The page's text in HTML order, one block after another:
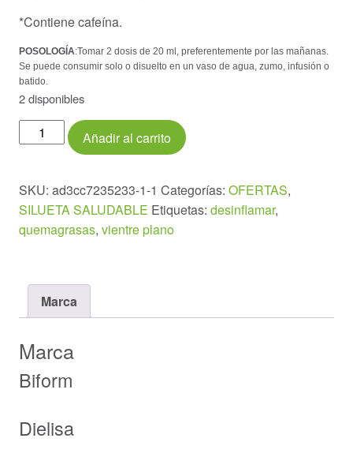
*Contiene cafeína.
POSOLOGÍA:Tomar 2 dosis de 20 ml, preferentemente por las mañanas.
Se puede consumir solo o disuelto en un vaso de agua, zumo, infusión o
batido.
2 disponibles
Biform
Poder
500ml
.
cantidad
Añadir al carrito
SKU: ad3cc7235233-1-1 Categorías: OFERTAS,
SILUETA SALUDABLE Etiquetas: desinflamar,
quemagrasas, vientre plano
Marca
Marca
Biform
Dielisa